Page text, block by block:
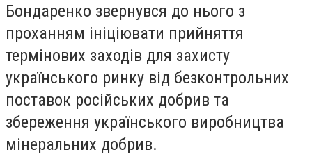
Бондаренко звернувся до нього з
проханням ініціювати прийняття
термінових заходів для захисту
українського ринку від безконтрольних
поставок російських добрив та
збереження українського виробництва
мінеральних добрив.